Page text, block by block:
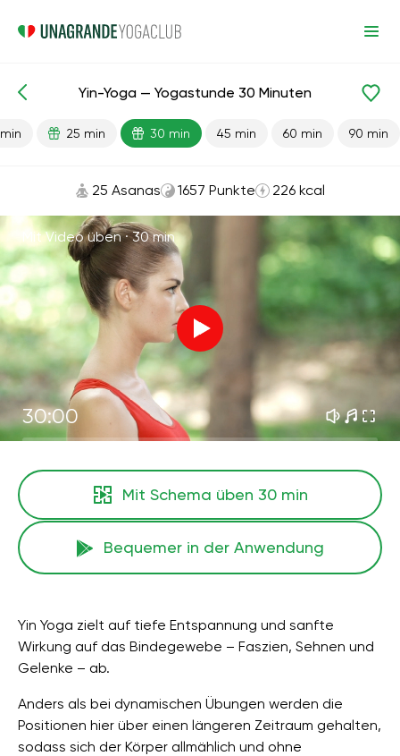
Fertige Lektionen Entspannung
Yin-Yoga — Yogastunde 30 Minuten
25 min 30 min 45 min 60 min 90 min
25 Asanas 1657 Punkte 226 kcal
Mit Video üben ·30 min
30:00
Mit Schema üben 30 min
Bequemer in der Anwendung
Yin Yoga zielt auf tiefe Entspannung und sanfte
Wirkung auf das Bindegewebe – Faszien, Sehnen und
Gelenke – ab.
Anders als bei dynamischen Übungen werden die
Positionen hier über einen längeren Zeitraum gehalten,
sodass sich der Körper allmählich und ohne